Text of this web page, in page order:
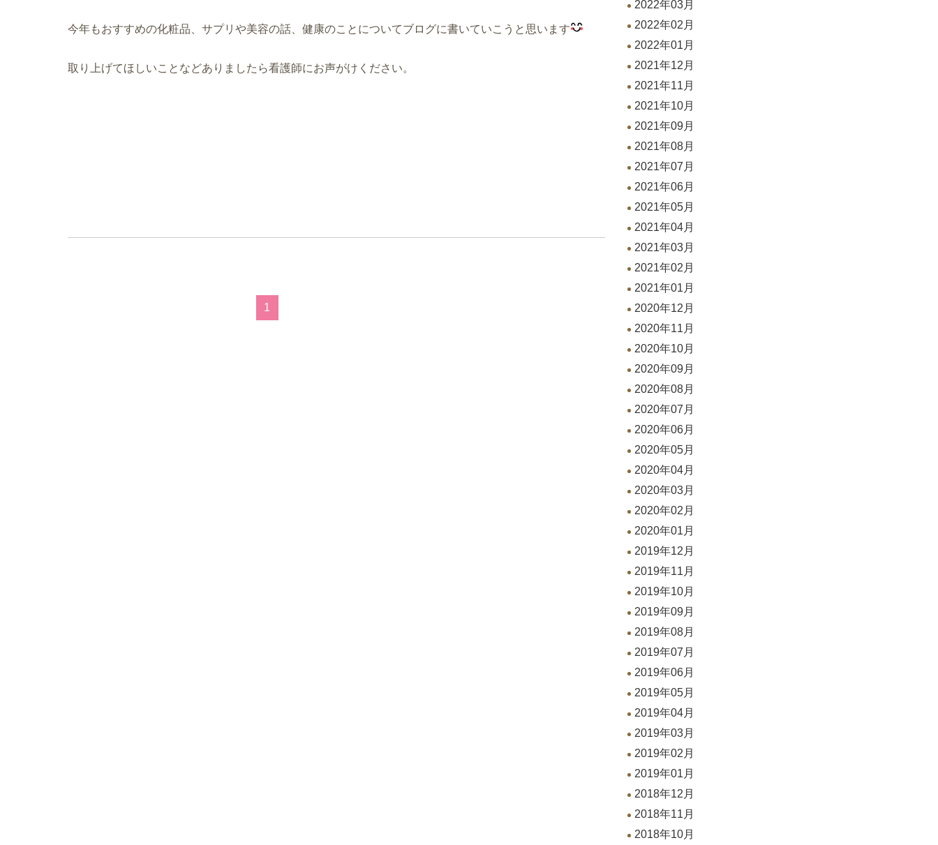
今年もおすすめの化粧品、サプリや美容の話、健康のことについてブログに書いていこうと思います
取り上げてほしいことなどありましたら看護師にお声がけください。
1
2022年03月
2022年02月
2022年01月
2021年12月
2021年11月
2021年10月
2021年09月
2021年08月
2021年07月
2021年06月
2021年05月
2021年04月
2021年03月
2021年02月
2021年01月
2020年12月
2020年11月
2020年10月
2020年09月
2020年08月
2020年07月
2020年06月
2020年05月
2020年04月
2020年03月
2020年02月
2020年01月
2019年12月
2019年11月
2019年10月
2019年09月
2019年08月
2019年07月
2019年06月
2019年05月
2019年04月
2019年03月
2019年02月
2019年01月
2018年12月
2018年11月
2018年10月